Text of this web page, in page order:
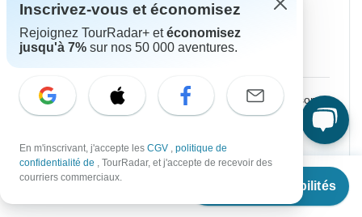
À partir de
Voir les disponibilités
Presque épuisé
Départ garanti
De : €2,899 par personne
Prix basé sur une chambre partagée
Bloquer la place pendant 48 h
Inscrivez-vous et économisez
Rejoignez TourRadar+ etéconomisez
jusqu'à 7% sur nos 50 000 aventures.
En m'inscrivant, j'accepte les CGV , politique de
confidentialité de , TourRadar, et j'accepte de recevoir des
courriers commerciaux.